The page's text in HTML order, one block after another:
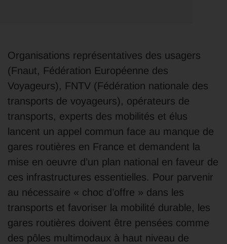
Organisations représentatives des usagers
(Fnaut, Fédération Européenne des
Voyageurs), FNTV (Fédération nationale des
transports de voyageurs), opérateurs de
transports, experts des mobilités et élus
lancent un appel commun face au manque de
gares routières en France et demandent la
mise en oeuvre d’un plan national en faveur de
ces infrastructures essentielles. Pour parvenir
au nécessaire « choc d’offre » dans les
transports et favoriser la mobilité durable, les
gares routières doivent être pensées comme
des pôles multimodaux à haut niveau de